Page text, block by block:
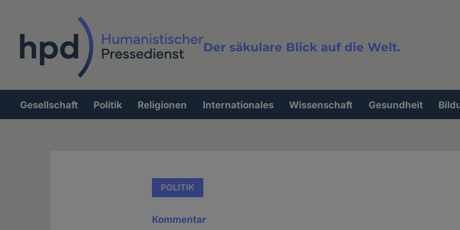
Der säkulare Blick auf die Welt.
Volltextsuche
Hauptnavigation
Gesellschaft Politik Religionen Internationales Wissenschaft Gesundheit
POLITIK
Kommentar